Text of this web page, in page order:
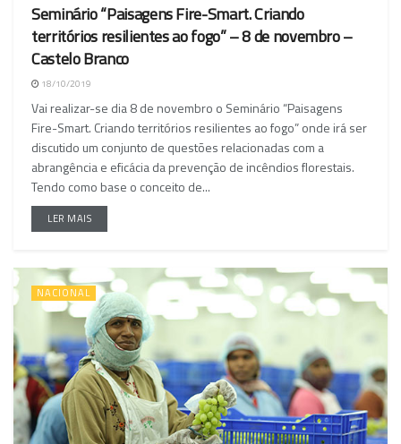
ÚLTIMAS
Seminário “Paisagens Fire-Smart. Criando
territórios resilientes ao fogo” – 8 de novembro –
Castelo Branco
18/10/2019
Vai realizar-se dia 8 de novembro o Seminário “Paisagens
Fire-Smart. Criando territórios resilientes ao fogo” onde irá ser
discutido um conjunto de questões relacionadas com a
abrangência e eficácia da prevenção de incêndios florestais.
Tendo como base o conceito de...
LER MAIS
NACIONAL